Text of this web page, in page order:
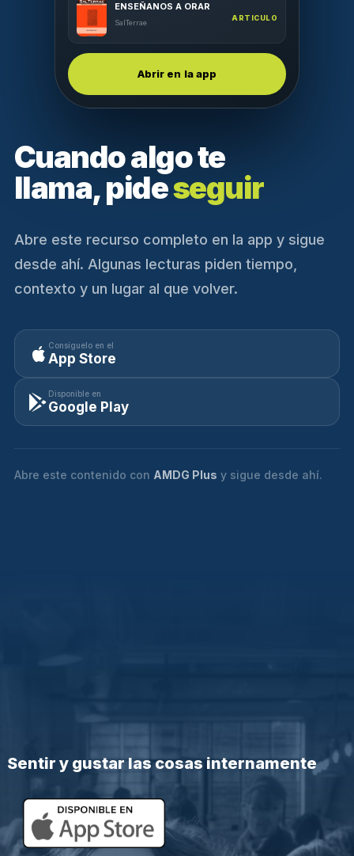
Cuando algo te
llama, pideseguir
Abre este recurso completo en la app y sigue
desde ahí. Algunas lecturas piden tiempo,
contexto y un lugar al que volver.
Consíguelo en el
App Store
Disponible en
Google Play
Abre este contenido con AMDG Plus y sigue desde ahí.
ENSEÑANOS A ORAR
SalTerrae
ARTICULO
Abrir en la app
Sentir y gustar las cosas internamente